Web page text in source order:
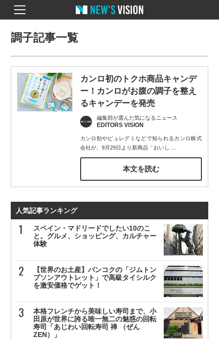
調子記事一覧
カンロ初のトクホ商品キャンデ
ー！カンロがお腹の調子を整え
るキャンデーを発売
編集部が選んだ気になるニュース
EDITORS VISION
カンロ飴やピュレグミなどで知られるカンロ株式
会社が、9月29日より新商品「おいし
本文を読む
人気記事ランキング
スペイン・マドリードでしたい10のこ
と。グルメ、ショッピング、カルチャー
体験
【世界のお土産】バンコクの「ジムトン
プソンアウトレット」で高級タイシルク
を激安価格でゲット！
本格フレンチから美味しい寿司まで、小
田原が世界に誇る唯一無二の魅惑の回転
寿司「あじわい回転寿司 禅 （ぜん
ZEN）」